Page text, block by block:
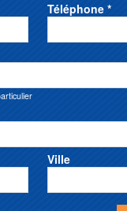
Téléphone *
Ville